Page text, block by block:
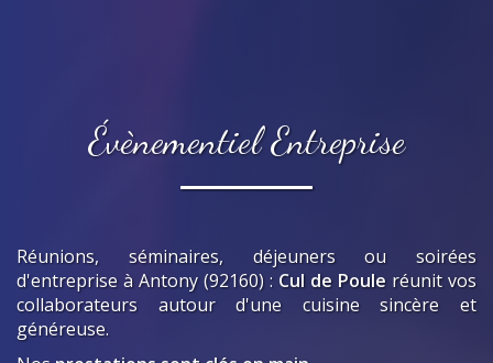
Évènementiel Entreprise
Réunions, séminaires, déjeuners ou soirées
d'entreprise à Antony (92160) : Cul de Poule réunit vos
collaborateurs autour d'une cuisine sincère et
généreuse.